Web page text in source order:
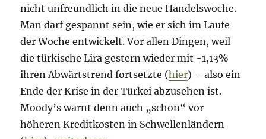
nicht unfreundlich in die neue Handelswoche.
Man darf gespannt sein, wie er sich im Laufe
der Woche entwickelt. Vor allen Dingen, weil
die türkische Lira gestern wieder mit -1,13%
ihren Abwärtstrend fortsetzte (hier) – also ein
Ende der Krise in der Türkei abzusehen ist.
Moody’s warnt denn auch „schon“ vor
höheren Kreditkosten in Schwellenländern